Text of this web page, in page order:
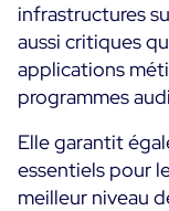
infrastructures
aussi critiques
applications
programmes
Elle garantit
essentiels pour
meilleur niveau